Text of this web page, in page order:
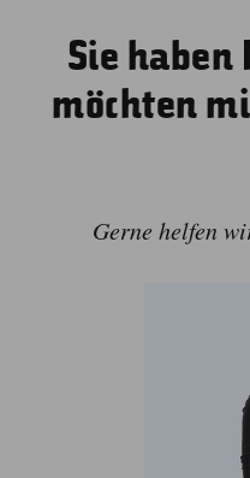
Sie
möchten
Gerne helfen